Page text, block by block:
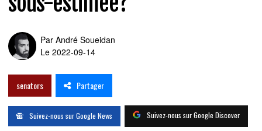
Par André Soueidan
Le 2022-09-14
senators Partager
Suivez-nous sur Google News Suivez-nous sur Google Discover